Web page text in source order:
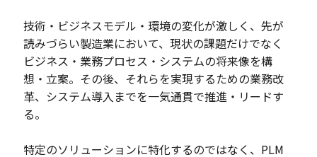
技術・ビジネスモデル・環境の変化が激しく、先が
読みづらい製造業において、現状の課題だけでなく
ビジネス・業務プロセス・システムの将来像を構
想・立案。その後、それらを実現するための業務改
革、システム導入までを一気通貫で推進・リードす
る。
特定のソリューションに特化するのではなく、PLM